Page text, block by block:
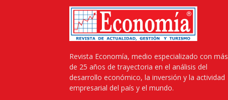
Revista Economía, medio especializado con más
de 25 años de trayectoria en el análisis del
desarrollo económico, la inversión y la actividad
empresarial del país y el mundo.